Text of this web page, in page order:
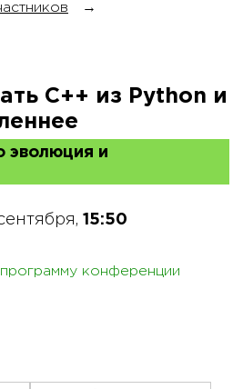
→
C++ из Python и
эволюция и
15:50
конференции